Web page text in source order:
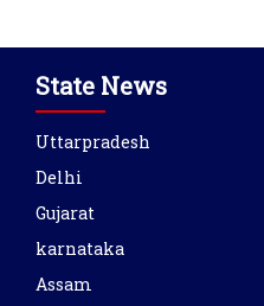
State News
Uttarpradesh
Delhi
Gujarat
karnataka
Assam